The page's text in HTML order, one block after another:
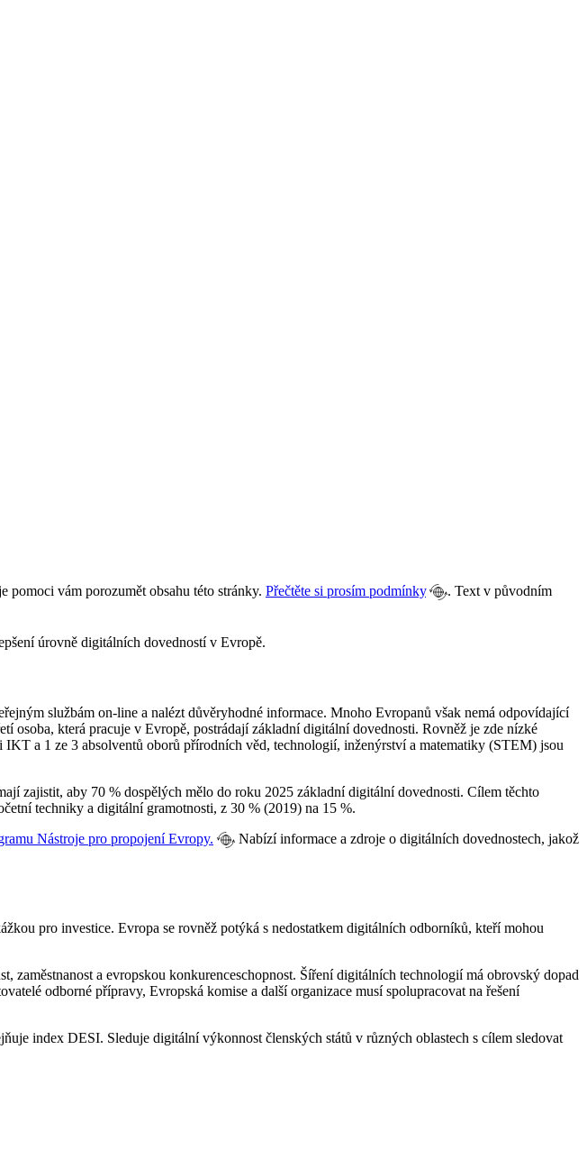
vám porozumět obsahu této stránky. Přečtěte si prosím podmínky
. Text v původním
úrovně digitálních dovedností v Evropě.
službám on-line a nalézt důvěryhodné informace. Mnoho Evropanů však nemá odpovídající
která pracuje v Evropě, postrádají základní digitální dovednosti. Rovněž je zde nízké
a 1 ze 3 absolventů oborů přírodních věd, technologií, inženýrství a matematiky (STEM) jsou
zajistit, aby 70 % dospělých mělo do roku 2025 základní digitální dovednosti. Cílem těchto
techniky a digitální gramotnosti, z 30 % (2019) na 15 %.
Nástroje pro propojení Evropy.
Nabízí informace a zdroje o digitálních dovednostech, jakož
pro investice. Evropa se rovněž potýká s nedostatkem digitálních odborníků, kteří mohou
a evropskou konkurenceschopnost. Šíření digitálních technologií má obrovský dopad
odborné přípravy, Evropská komise a další organizace musí spolupracovat na řešení
index DESI. Sleduje digitální výkonnost členských států v různých oblastech s cílem sledovat